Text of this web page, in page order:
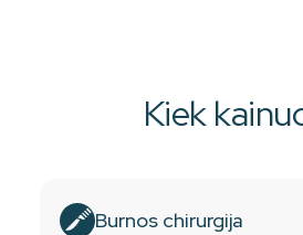
Kiek
Burnos chirurgija